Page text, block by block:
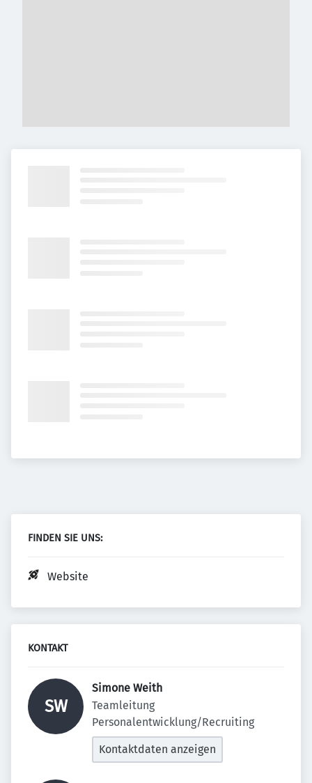
FINDEN SIE UNS:
Website
KONTAKT
SW
Simone Weith
Teamleitung
Personalentwicklung/Recruiting
Kontaktdaten anzeigen